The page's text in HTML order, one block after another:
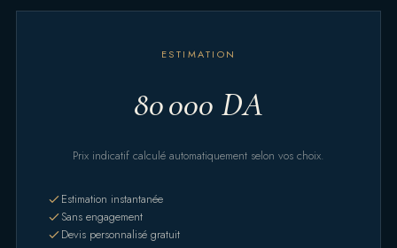
ESTIMATION
80 000 DA
Prix indicatif calculé automatiquement selon vos choix.
Estimation instantanée
Sans engagement
Devis personnalisé gratuit